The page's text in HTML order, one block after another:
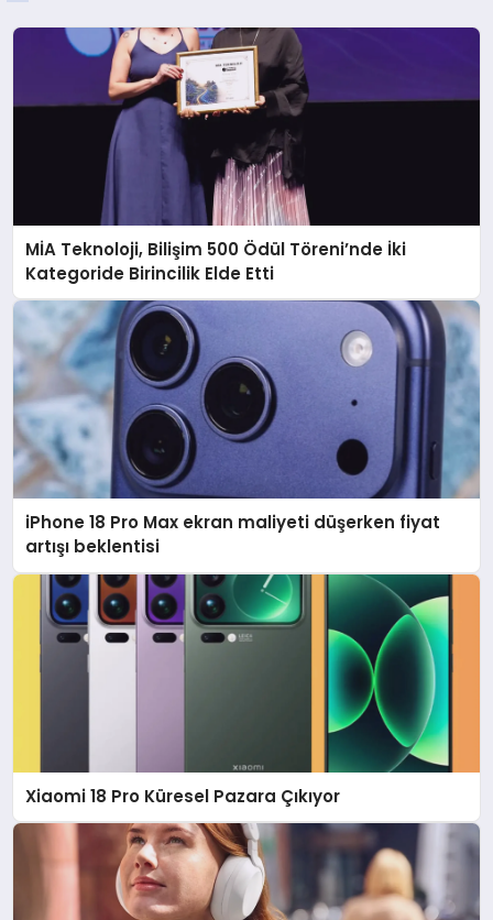
MİA Teknoloji, Bilişim 500 Ödül Töreni’nde İki
Kategoride Birincilik Elde Etti
iPhone 18 Pro Max ekran maliyeti düşerken fiyat
artışı beklentisi
Xiaomi 18 Pro Küresel Pazara Çıkıyor